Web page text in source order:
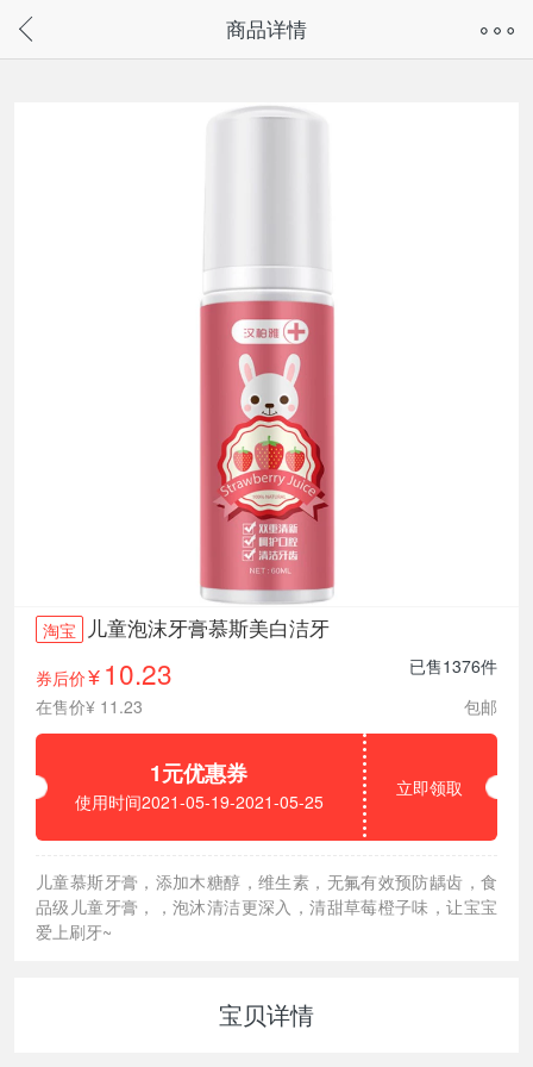
请通过微信或支付宝搜“奇兔客小程序”访问
商品详情
淘宝 儿童泡沫牙膏慕斯美白洁牙
券后价¥ 10.23
已售1376件
在售价¥ 11.23
包邮
1元优惠券
使用时间2021-05-19-2021-05-25
立即领取
儿童慕斯牙膏，添加木糖醇，维生素，无氟有效预防龋齿，食
品级儿童牙膏，，泡沐清洁更深入，清甜草莓橙子味，让宝宝
爱上刷牙~
宝贝详情